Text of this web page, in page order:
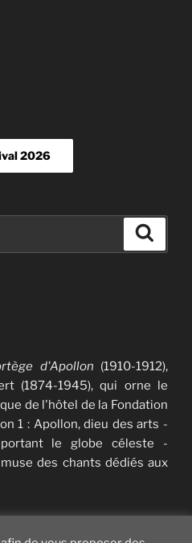
2026
d'Apollon (1910-1912),
(1874-1945), qui orne le
de l'hôtel de la Fondation
1 : Apollon, dieu des arts -
le globe céleste -
des chants dédiés aux